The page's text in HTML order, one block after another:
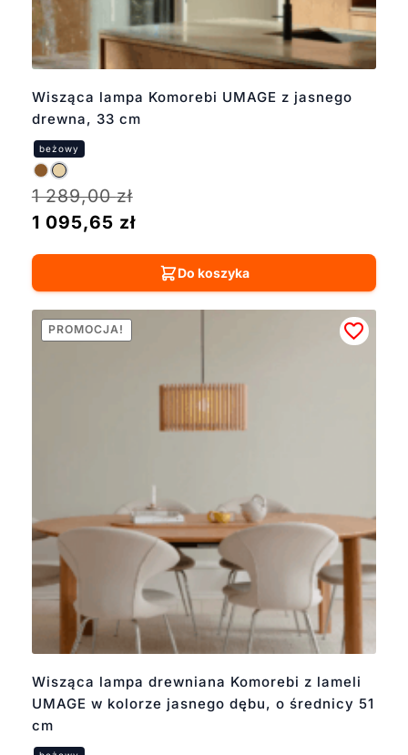
Wisząca lampa Komorebi UMAGE z jasnego
drewna, 33 cm
1 289,00zł
1 095,65 zł
Do koszyka
Wisząca lampa drewniana Komorebi z lameli
UMAGE w kolorze jasnego dębu, o średnicy 51
cm
PROMOCJA!